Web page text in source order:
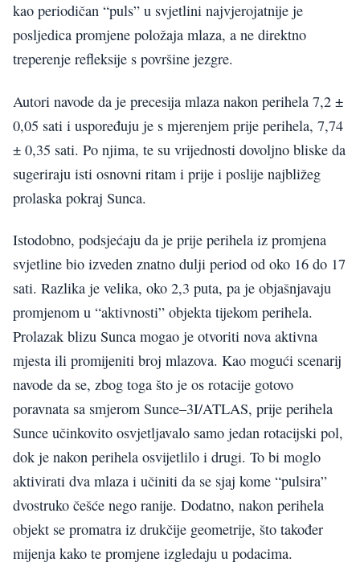
kao periodičan “puls” u svjetlini najvjerojatnije je
posljedica promjene položaja mlaza, a ne direktno
treperenje refleksije s površine jezgre.
Autori navode da je precesija mlaza nakon perihela 7,2 ±
0,05 sati i uspoređuju je s mjerenjem prije perihela, 7,74
± 0,35 sati. Po njima, te su vrijednosti dovoljno bliske da
sugeriraju isti osnovni ritam i prije i poslije najbližeg
prolaska pokraj Sunca.
Istodobno, podsjećaju da je prije perihela iz promjena
svjetline bio izveden znatno dulji period od oko 16 do 17
sati. Razlika je velika, oko 2,3 puta, pa je objašnjavaju
promjenom u “aktivnosti” objekta tijekom perihela.
Prolazak blizu Sunca mogao je otvoriti nova aktivna
mjesta ili promijeniti broj mlazova. Kao mogući scenarij
navode da se, zbog toga što je os rotacije gotovo
poravnata sa smjerom Sunce–3I/ATLAS, prije perihela
Sunce učinkovito osvjetljavalo samo jedan rotacijski pol,
dok je nakon perihela osvijetlilo i drugi. To bi moglo
aktivirati dva mlaza i učiniti da se sjaj kome “pulsira”
dvostruko češće nego ranije. Dodatno, nakon perihela
objekt se promatra iz drukčije geometrije, što također
mijenja kako te promjene izgledaju u podacima.